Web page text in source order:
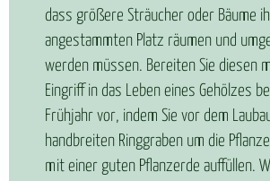
dass größere Sträucher oder Bäume
angestammten Platz räumen und
werden müssen. Bereiten Sie diesen
Eingriff in das Leben eines Gehölzes
Frühjahr vor, indem Sie vor dem
handbreiten Ringgraben um die
mit einer guten Pflanzerde auffüllen.